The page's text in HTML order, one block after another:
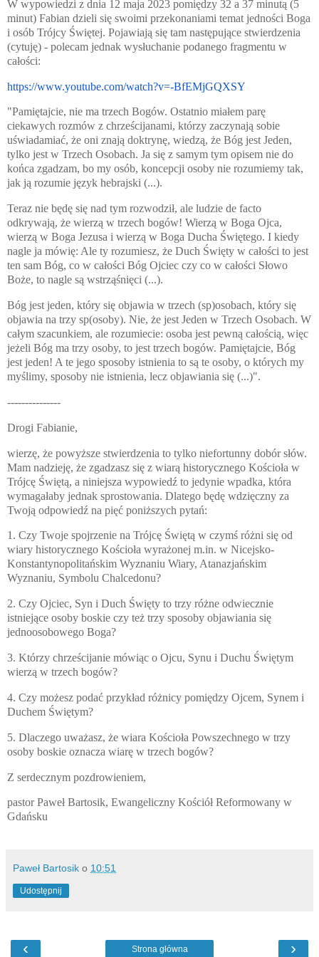
W wypowiedzi z dnia 12 maja 2023 pomiędzy 32 a 37 minutą (5
minut) Fabian dzieli się swoimi przekonaniami temat jedności Boga
i osób Trójcy Świętej. Pojawiają się tam następujące stwierdzenia
(cytuję) - polecam jednak wysłuchanie podanego fragmentu w
całości:
https://www.youtube.com/watch?v=-BfEMjGQXSY
"Pamiętajcie, nie ma trzech Bogów. Ostatnio miałem parę
ciekawych rozmów z chrześcijanami, którzy zaczynają sobie
uświadamiać, że oni znają doktrynę, wiedzą, że Bóg jest Jeden,
tylko jest w Trzech Osobach. Ja się z samym tym opisem nie do
końca zgadzam, bo my osób, koncepcji osoby nie rozumiemy tak,
jak ją rozumie język hebrajski (...).
Teraz nie będę się nad tym rozwodził, ale ludzie de facto
odkrywają, że wierzą w trzech bogów! Wierzą w Boga Ojca,
wierzą w Boga Jezusa i wierzą w Boga Ducha Świętego. I kiedy
nagle ja mówię: Ale ty rozumiesz, że Duch Święty w całości to jest
ten sam Bóg, co w całości Bóg Ojciec czy co w całości Słowo
Boże, to nagle są wstrząśnięci (...).
Bóg jest jeden, który się objawia w trzech (sp)osobach, który się
objawia na trzy sp(osoby). Nie, że jest Jeden w Trzech Osobach. W
całym szacunkiem, ale rozumiecie: osoba jest pewną całością, więc
jeżeli Bóg ma trzy osoby, to jest trzech bogów. Pamiętajcie, Bóg
jest jeden! A te jego sposoby istnienia to są te osoby, o których my
myślimy, sposoby nie istnienia, lecz objawiania się (...)".
---------------
Drogi Fabianie,
wierzę, że powyższe stwierdzenia to tylko niefortunny dobór słów.
Mam nadzieję, że zgadzasz się z wiarą historycznego Kościoła w
Trójcę Świętą, a niniejsza wypowiedź to jedynie wpadka, która
wymagałaby jednak sprostowania. Dlatego będę wdzięczny za
Twoją odpowiedź na pięć poniższych pytań:
1. Czy Twoje spojrzenie na Trójcę Świętą w czymś różni się od
wiary historycznego Kościoła wyrażonej m.in. w Nicejsko-
Konstantynopolitańskim Wyznaniu Wiary, Atanazjańskim
Wyznaniu, Symbolu Chalcedonu?
2. Czy Ojciec, Syn i Duch Święty to trzy różne odwiecznie
istniejące osoby boskie czy też trzy sposoby objawiania się
jednoosobowego Boga?
3. Którzy chrześcijanie mówiąc o Ojcu, Synu i Duchu Świętym
wierzą w trzech bogów?
4. Czy możesz podać przykład różnicy pomiędzy Ojcem, Synem i
Duchem Świętym?
5. Dlaczego uważasz, że wiara Kościoła Powszechnego w trzy
osoby boskie oznacza wiarę w trzech bogów?
Z serdecznym pozdrowieniem,
pastor Paweł Bartosik, Ewangeliczny Kościół Reformowany w
Gdańsku
Paweł Bartosik o 10:51
Udostępnij
‹ ›
Strona główna